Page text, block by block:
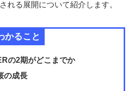
れる展開について紹介します。
かること
の2期がどこまでか
の成長